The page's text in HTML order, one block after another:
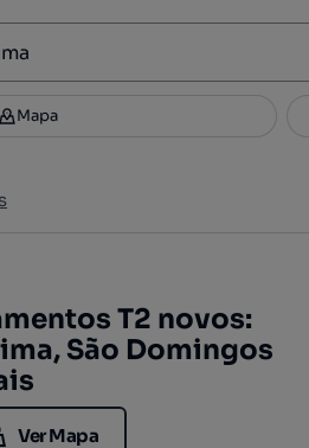
Filtros 3
Mapa
T2 novos:
São Domingos
Ver Mapa